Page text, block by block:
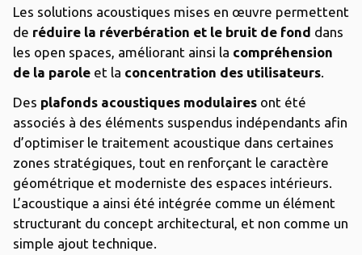
Les solutions acoustiques mises en œuvre permettent
de réduire la réverbération et le bruit de fond dans
les open spaces, améliorant ainsi la compréhension
de la parole et la concentration des utilisateurs.
Des plafonds acoustiques modulaires ont été
associés à des éléments suspendus indépendants afin
d’optimiser le traitement acoustique dans certaines
zones stratégiques, tout en renforçant le caractère
géométrique et moderniste des espaces intérieurs.
L’acoustique a ainsi été intégrée comme un élément
structurant du concept architectural, et non comme un
simple ajout technique.